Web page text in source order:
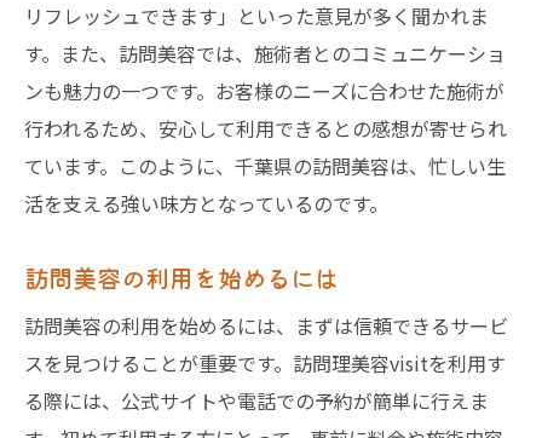
リフレッシュできます」といった意見が多く聞かれま
す。また、訪問美容では、施術者とのコミュニケーショ
ンも魅力の一つです。お客様のニーズに合わせた施術が
行われるため、安心して利用できるとの感想が寄せられ
ています。このように、千葉県の訪問美容は、忙しい生
活を支える強い味方となっているのです。
訪問美容の利用を始めるには
訪問美容の利用を始めるには、まずは信頼できるサービ
スを見つけることが重要です。訪問理美容visitを利用す
る際には、公式サイトや電話での予約が簡単に行えま